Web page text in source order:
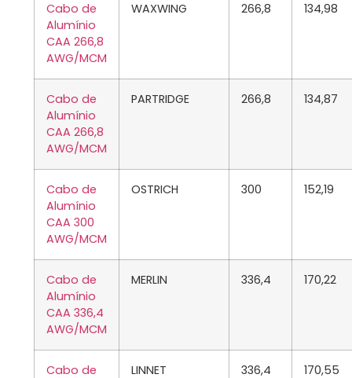
Cabo de
Alumínio
CAA 266,8
AWG/MCM
WAXWING 266,8 134,98
Cabo de
Alumínio
CAA 266,8
AWG/MCM
PARTRIDGE 266,8 134,87
Cabo de
Alumínio
CAA 300
AWG/MCM
OSTRICH 300 152,19
Cabo de
Alumínio
CAA 336,4
AWG/MCM
MERLIN 336,4 170,22
Cabo de
LINNET 336,4 170,55